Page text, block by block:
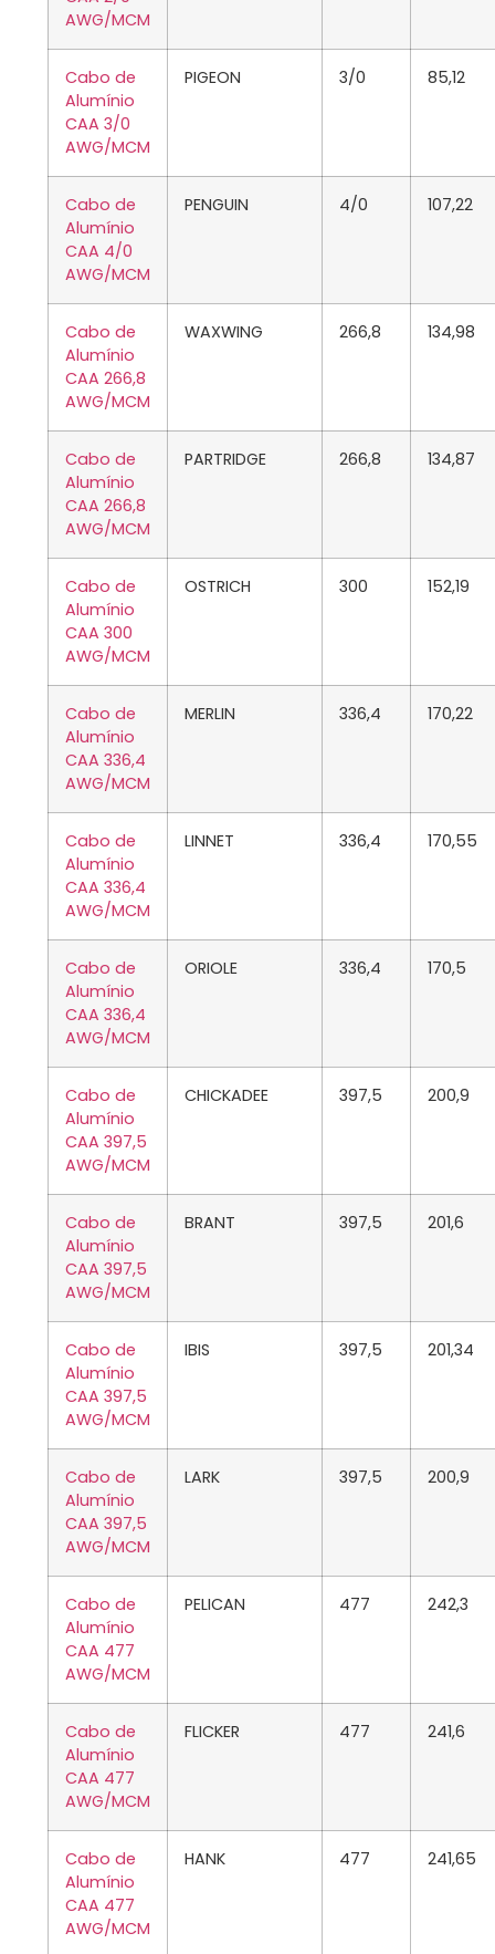
AWG/MCM
Cabo de
Alumínio
CAA 3/0
AWG/MCM
PIGEON 3/0 85,12
Cabo de
Alumínio
CAA 4/0
AWG/MCM
PENGUIN 4/0 107,22
Cabo de
Alumínio
CAA 266,8
AWG/MCM
WAXWING 266,8 134,98
Cabo de
Alumínio
CAA 266,8
AWG/MCM
PARTRIDGE 266,8 134,87
Cabo de
Alumínio
CAA 300
AWG/MCM
OSTRICH 300 152,19
Cabo de
Alumínio
CAA 336,4
AWG/MCM
MERLIN 336,4 170,22
Cabo de
Alumínio
CAA 336,4
AWG/MCM
LINNET 336,4 170,55
Cabo de
Alumínio
CAA 336,4
AWG/MCM
ORIOLE 336,4 170,5
Cabo de
Alumínio
CAA 397,5
AWG/MCM
CHICKADEE 397,5 200,9
Cabo de
Alumínio
CAA 397,5
AWG/MCM
BRANT 397,5 201,6
Cabo de
Alumínio
CAA 397,5
AWG/MCM
IBIS 397,5 201,34
Cabo de
Alumínio
CAA 397,5
AWG/MCM
LARK 397,5 200,9
Cabo de
Alumínio
CAA 477
AWG/MCM
PELICAN 477 242,3
Cabo de
Alumínio
CAA 477
AWG/MCM
FLICKER 477 241,6
Cabo de
Alumínio
CAA 477
AWG/MCM
HANK 477 241,65